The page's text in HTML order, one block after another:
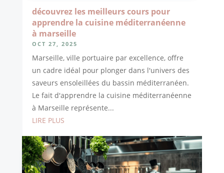
découvrez les meilleurs cours pour
apprendre la cuisine méditerranéenne
à marseille
OCT 27, 2025
Marseille, ville portuaire par excellence, offre
un cadre idéal pour plonger dans l'univers des
saveurs ensoleillées du bassin méditerranéen.
Le fait d'apprendre la cuisine méditerranéenne
à Marseille représente...
LIRE PLUS